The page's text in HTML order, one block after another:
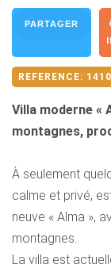
PARTAGER
REFERENCE:
Villa moderne «
montagnes,
À seulement
calme et privé,
neuve « Alma »,
montagnes.
La villa est